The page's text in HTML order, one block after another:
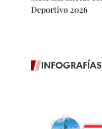
Deportivo 2026
INFOGRAFÍAS